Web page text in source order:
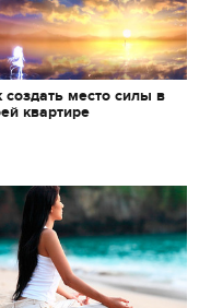
создать место силы в
квартире